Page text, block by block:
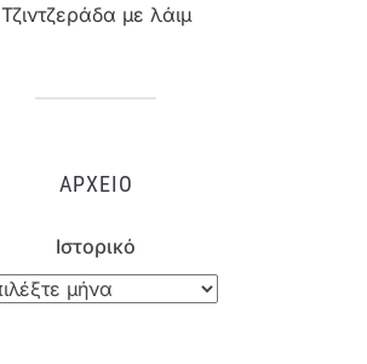
Τζιντζεράδα με λάιμ
ΑΡΧΕΊΟ
Ιστορικό